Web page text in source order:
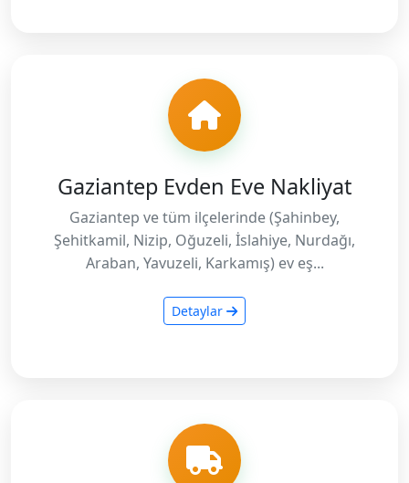
Gaziantep Evden Eve Nakliyat
Gaziantep ve tüm ilçelerinde (Şahinbey,
Şehitkamil, Nizip, Oğuzeli, İslahiye, Nurdağı,
Araban, Yavuzeli, Karkamış) ev eş...
Detaylar